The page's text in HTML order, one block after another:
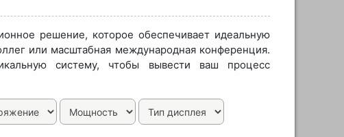
решение, которое обеспечивает идеальную
или масштабная международная конференция.
систему, чтобы вывести ваш процесс